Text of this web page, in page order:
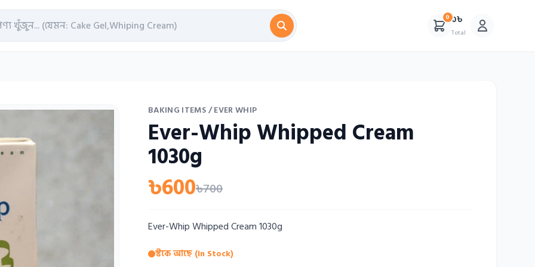
0 0৳
Total
BAKING ITEMS/ EVER WHIP
Ever-Whip Whipped Cream
1030g
৳600৳700
Ever-Whip Whipped Cream 1030g
স্টকে আছে (In Stock)